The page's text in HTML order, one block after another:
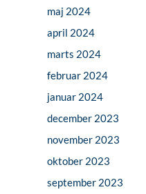
maj 2024
april 2024
marts 2024
februar 2024
januar 2024
december 2023
november 2023
oktober 2023
september 2023